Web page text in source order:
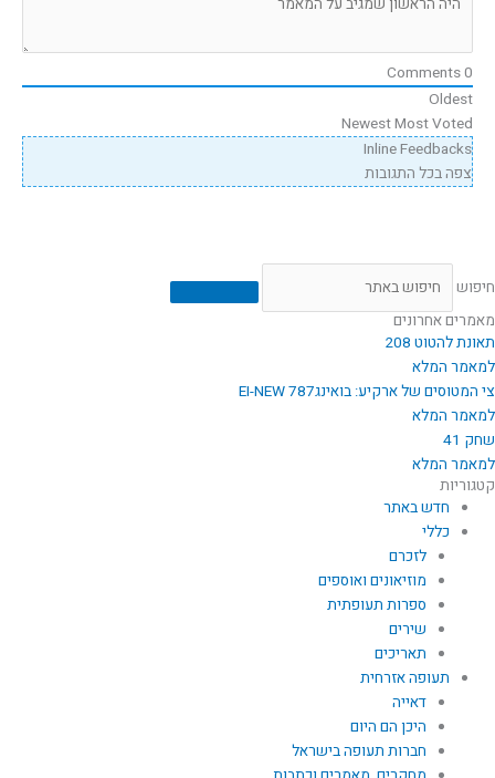
0
Oldest
NewestMost Voted
Inline Feedbacks
צפה בכל התגובות
חיפוש
מאמרים אחרונים
תאונת להטוט 208
למאמר המלא
צי המטוסים של ארקיע: בואינג787 EI-NEW
למאמר המלא
שחק 41
למאמר המלא
קטגוריות
חדש באתר
כללי
לזכרם
מוזיאונים ואוספים
ספרות תעופתית
שירים
תאריכים
תעופה אזרחית
דאייה
היכן הם היום
חברות תעופה בישראל